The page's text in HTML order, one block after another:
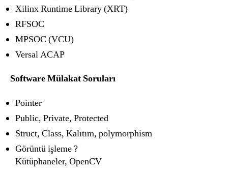
Xilinx Runtime Library (XRT)
RFSOC
MPSOC (VCU)
Versal ACAP
Software Mülakat Soruları
Pointer
Public, Private, Protected
Struct, Class, Kalıtım, polymorphism
Görüntü işleme ?
Kütüphaneler, OpenCV